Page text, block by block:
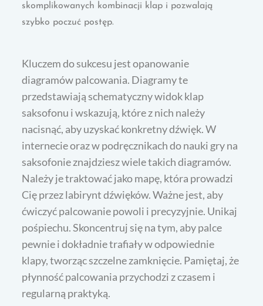
skomplikowanych kombinacji klap i pozwalają
szybko poczuć postęp.
Kluczem do sukcesu jest opanowanie
diagramów palcowania. Diagramy te
przedstawiają schematyczny widok klap
saksofonu i wskazują, które z nich należy
nacisnąć, aby uzyskać konkretny dźwięk. W
internecie oraz w podręcznikach do nauki gry na
saksofonie znajdziesz wiele takich diagramów.
Należy je traktować jako mapę, która prowadzi
Cię przez labirynt dźwięków. Ważne jest, aby
ćwiczyć palcowanie powoli i precyzyjnie. Unikaj
pośpiechu. Skoncentruj się na tym, aby palce
pewnie i dokładnie trafiały w odpowiednie
klapy, tworząc szczelne zamknięcie. Pamiętaj, że
płynność palcowania przychodzi z czasem i
regularną praktyką.